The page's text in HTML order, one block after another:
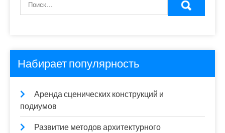
Набирает популярность
Аренда сценических конструкций и
подиумов
Развитие методов архитектурного